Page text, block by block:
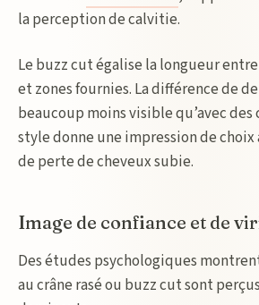
la perception de calvitie.
Le buzz cut égalise la longueur
et zones fournies. La différence de
beaucoup moins visible qu’avec des
style donne une impression de
de perte de cheveux subie.
Image de confiance et de
Des études psychologiques
au crâne rasé ou buzz cut sont